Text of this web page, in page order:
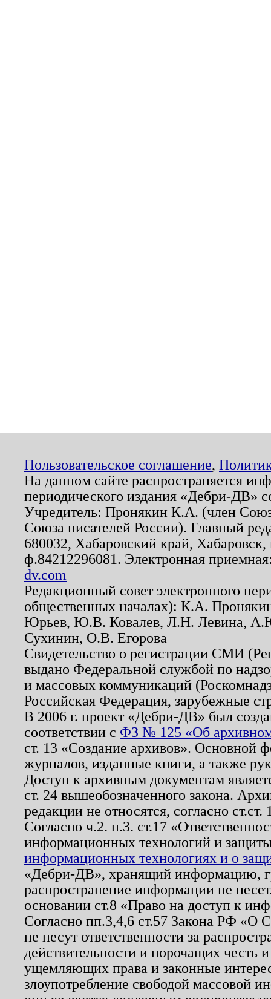
Пользовательское соглашение,
На данном сайте распространяется
периодического издания «Дебри-ДВ»
Учредитель: Пронякин К.А. (член
Союза писателей России). Главный
680032, Хабаровский край,
ф.84212296081. Электронная
dv.com
Редакционный совет электронного
общественных началах): К.А.
Юрьев, Ю.В. Ковалев, Л.Н. Левина,
Сухинин, О.В. Егорова
Свидетельство о регистрации СМИ
выдано Федеральной службой по
и массовых коммуникаций
Российская Федерация, зарубежные
В 2006 г. проект «Дебри-ДВ» был
соответствии с ФЗ № 125 «Об
ст. 13 «Создание архивов». Основной
журналов, изданные книги, а также
Доступ к архивным документам
ст. 24 вышеобозначенного закона.
редакции не относятся, согласно
Согласно ч.2. п.3. ст.17
информационных технологий и
информационных технологиях и о
«Дебри-ДВ», хранящий информацию,
распространение информации не
основании ст.8 «Право на доступ к
Согласно пп.3,4,6 ст.57 Закона РФ «О
не несут ответственности за
действительности и порочащих честь
ущемляющих права и законные
злоупотребление свободой массовой